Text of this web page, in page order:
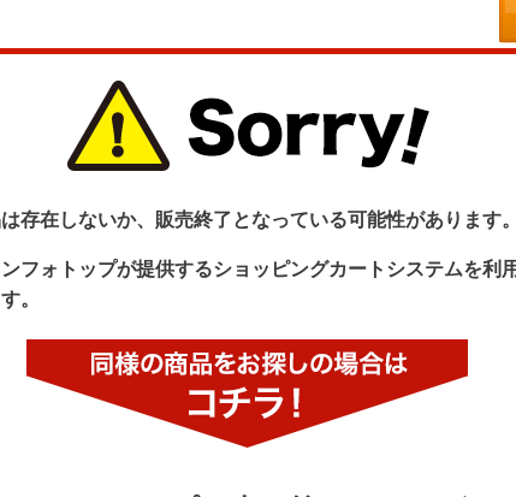
存在しないか、販売終了となっている可能性があります
フォトップが提供するショッピングカートシステムを利
。